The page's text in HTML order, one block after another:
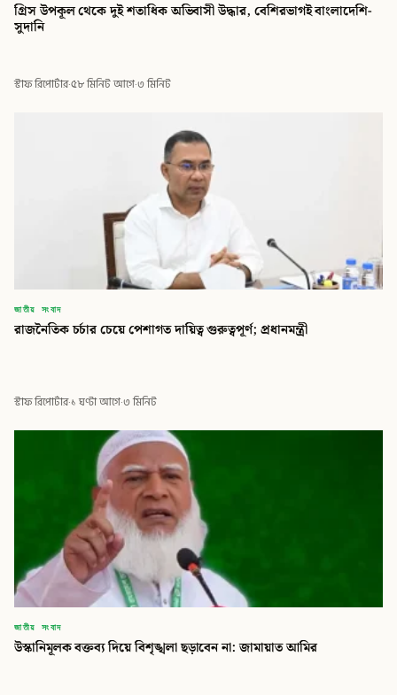
গ্রিস উপকূল থেকে দুই শতাধিক অভিবাসী উদ্ধার, বেশিরভাগই বাংলাদেশি-
সুদানি
স্টাফ রিপোর্টার·৫৮ মিনিট আগে·৩ মিনিট
জাতীয় সংবাদ
রাজনৈতিক চর্চার চেয়ে পেশাগত দায়িত্ব গুরুত্বপূর্ণ; প্রধানমন্ত্রী
স্টাফ রিপোর্টার·১ ঘণ্টা আগে·৩ মিনিট
জাতীয় সংবাদ
উস্কানিমূলক বক্তব্য দিয়ে বিশৃঙ্খলা ছড়াবেন না: জামায়াত আমির